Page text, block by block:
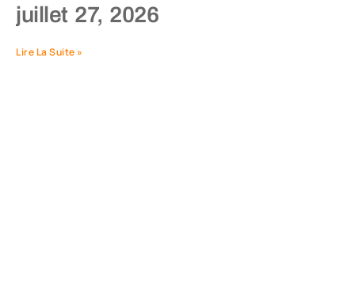
juillet 27, 2026
Lire La Suite »